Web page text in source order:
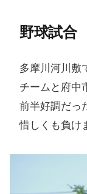
野球試合
多摩川河川敷
チームと​府中
前半好調だっ
惜しくも​負け